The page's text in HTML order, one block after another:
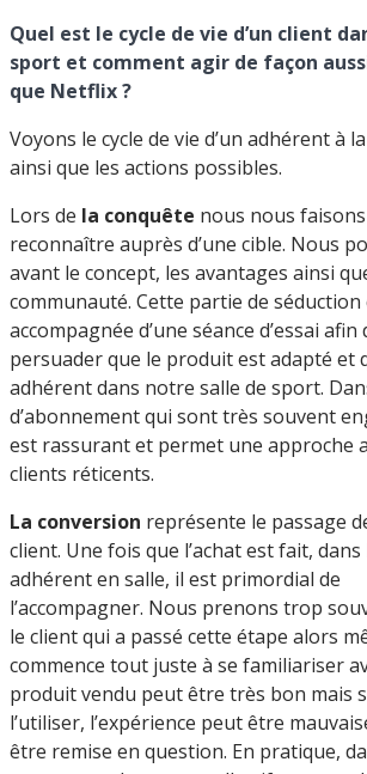
Quel est le cycle de vie d’un client
sport et comment agir de façon
que Netflix ?
Voyons le cycle de vie d’un adhérent à
ainsi que les actions possibles.
Lors de la conquête nous nous
reconnaître auprès d’une cible. Nous
avant le concept, les avantages ainsi
communauté. Cette partie de
accompagnée d’une séance d’essai
persuader que le produit est adapté et
adhérent dans notre salle de sport.
d’abonnement qui sont très souvent
est rassurant et permet une approche
clients réticents.
La conversion représente le passage
client. Une fois que l’achat est fait, dans
adhérent en salle, il est primordial de
l’accompagner. Nous prenons trop
le client qui a passé cette étape alors
commence tout juste à se familiariser
produit vendu peut être très bon mais
l’utiliser, l’expérience peut être
être remise en question. En pratique,